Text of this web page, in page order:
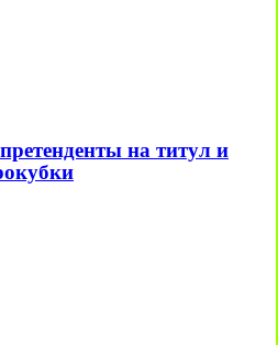
на титул и